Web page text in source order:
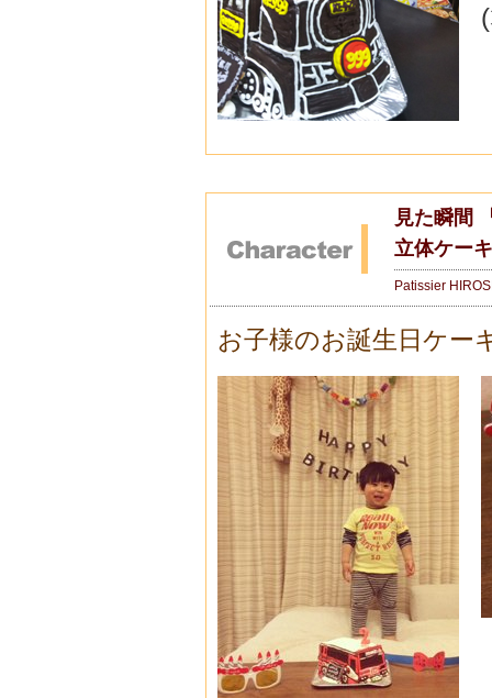
見た瞬間
立体ケー
Patissier
お子様のお誕生日ケー